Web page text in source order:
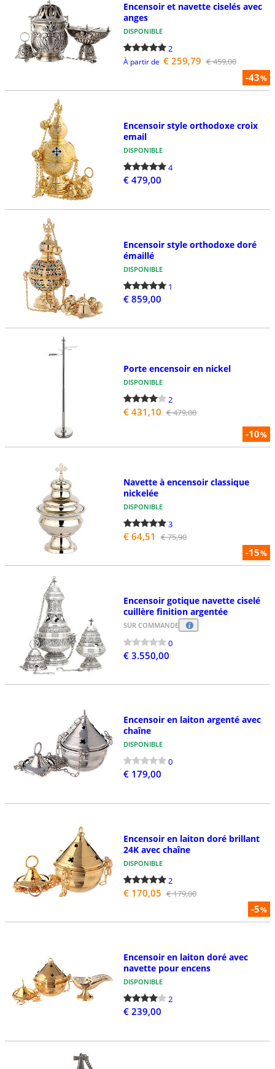
-43%
Encensoir et navette ciselés avec
anges
DISPONIBLE
2
À partir de € 259,79 € 459,00
Encensoir style orthodoxe croix
email
DISPONIBLE
4
€ 479,00
Encensoir style orthodoxe doré
émaillé
DISPONIBLE
1
€ 859,00
-10%
Porte encensoir en nickel
DISPONIBLE
2
€ 431,10 € 479,00
-15%
Navette à encensoir classique
nickelée
DISPONIBLE
3
€ 64,51 € 75,90
Encensoir gotique navette ciselé
cuillère finition argentée
SUR COMMANDE
0
€ 3.550,00
Encensoir en laiton argenté avec
chaîne
DISPONIBLE
0
€ 179,00
-5%
Encensoir en laiton doré brillant
24K avec chaîne
DISPONIBLE
2
€ 170,05 € 179,00
Encensoir en laiton doré avec
navette pour encens
DISPONIBLE
2
€ 239,00